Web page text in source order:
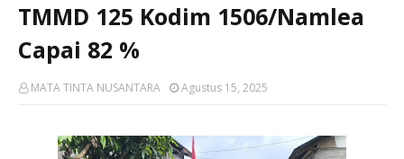
TMMD 125 Kodim 1506/Namlea
Capai 82 %
MATA TINTA NUSANTARA Agustus 15, 2025